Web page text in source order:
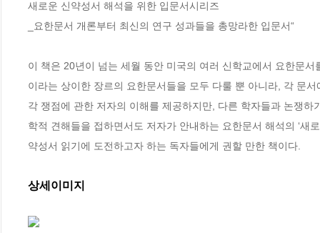
새로운 신약성서 해석을 위한 입문서시리즈
_요한문서 개론부터 최신의 연구 성과들을 총망라한 입문서“
이 책은 20년이 넘는 세월 동안 미국의 여러 신학교에서 요한문
이라는 상이한 장르의 요한문서들을 모두 다룰 뿐 아니라, 각 문
각 쟁점에 관한 저자의 이해를 제공하지만, 다른 학자들과 논쟁
학적 견해들을 접하면서도 저자가 안내하는 요한문서 해석의 ‘새
약성서 읽기에 도전하고자 하는 독자들에게 권할 만한 책이다.
상세이미지